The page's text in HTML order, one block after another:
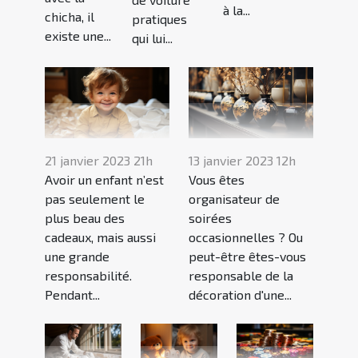
chicha, il
existe une...
pratiques
qui lui...
à la...
21 janvier 2023 21h
Avoir un enfant n’est
pas seulement le
plus beau des
cadeaux, mais aussi
une grande
responsabilité.
Pendant...
13 janvier 2023 12h
Vous êtes
organisateur de
soirées
occasionnelles ? Ou
peut-être êtes-vous
responsable de la
décoration d'une...